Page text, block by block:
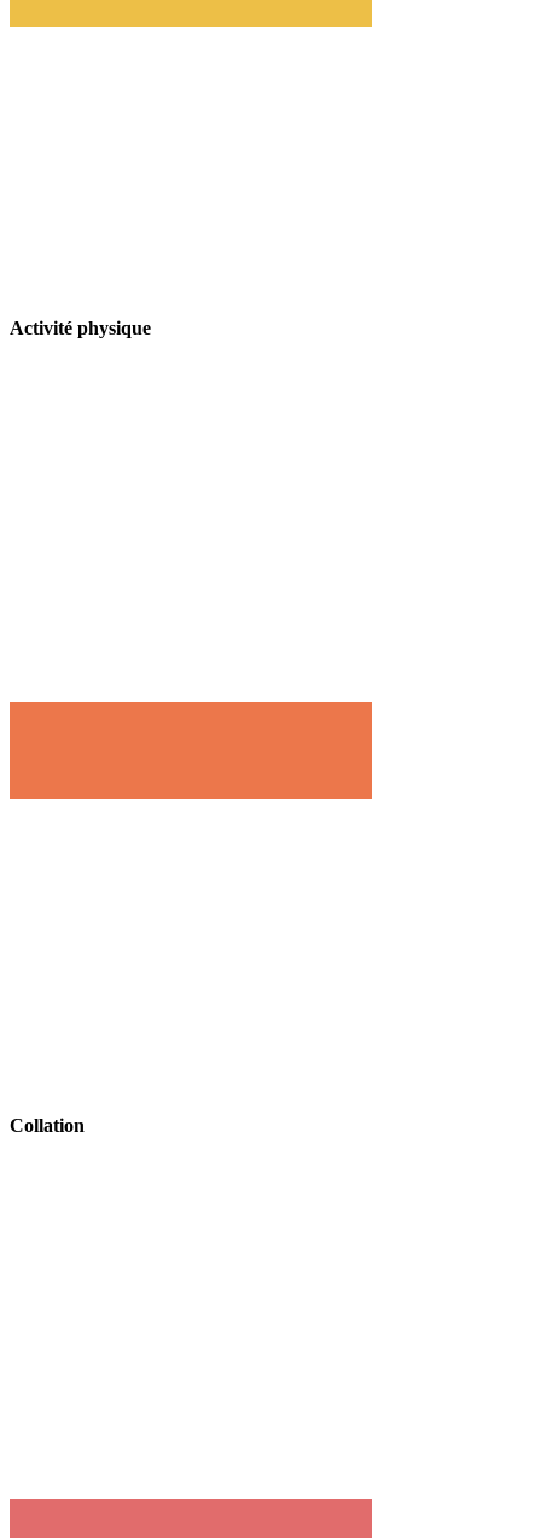
Activité physique
Collation